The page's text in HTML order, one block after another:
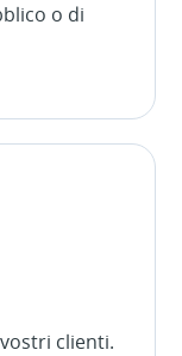
o di
clienti.